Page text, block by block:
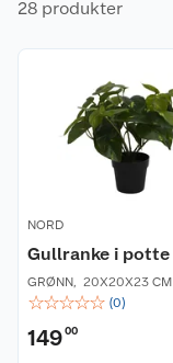
28 produkter
NORD
Gullranke i potte
GRØNN, 20X20X23 CM
☆☆☆☆☆ (0)
14900